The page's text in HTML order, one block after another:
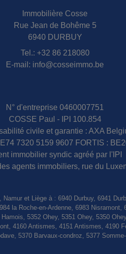
Immobilière Cosse
Rue Jean de Bohême 5
6940 DURBUY
Tel.: +32 86 218080
E-mail: info@cosseimmo.be
N° d'entreprise 0460007751
COSSE Paul - IPI 100.854
civile et garantie : AXA
7320 5159 9607 FORTIS :
immobilier syndic agréé par l'IPI
agents immobiliers, rue du
et Liège à : 6940 Durbuy, 6941
la Roche-en-Ardenne, 6983
5352 Ohey, 5351 Ohey, 5350
4160 Antismes, 4151 Antismes, 4190
5370 Barvaux-condroz, 5377